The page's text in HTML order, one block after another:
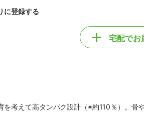
に登録する
宅配でお
考えて高タンパク設計（※約110％）。骨